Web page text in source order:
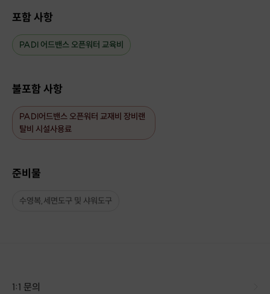
포함 사항
PADI 어드밴스 오픈워터 교육비
불포함 사항
PADI어드밴스 오픈워터 교재비 장비랜
탈비 시설사용료
준비물
수영복,세면도구 및 샤워도구
1:1 문의